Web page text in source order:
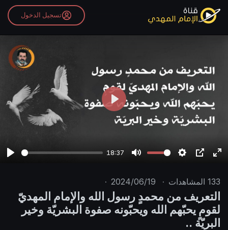
تسجيل الدخول
18:37
u
e
t
I
n
t
e
r
P
l
y
133 المشاهدات ·
2024/06/19
·
التعريف من محمدٍ رسول الله والإمام المهديّ
لقومٍ يحبّهم الله ويحبّونه صفوة البشريّة وخير
البريّة ..